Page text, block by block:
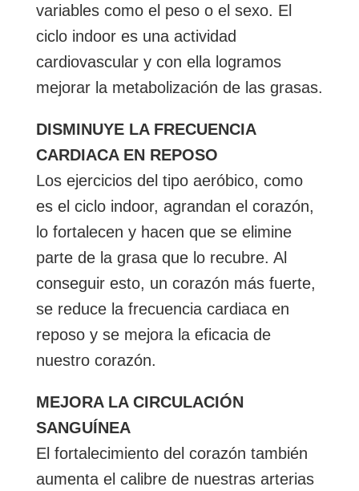
variables como el peso o el sexo. El
ciclo indoor es una actividad
cardiovascular y con ella logramos
mejorar la metabolización de las grasas.
DISMINUYE LA FRECUENCIA
CARDIACA EN REPOSO
Los ejercicios del tipo aeróbico, como
es el ciclo indoor, agrandan el corazón,
lo fortalecen y hacen que se elimine
parte de la grasa que lo recubre. Al
conseguir esto, un corazón más fuerte,
se reduce la frecuencia cardiaca en
reposo y se mejora la eficacia de
nuestro corazón.
MEJORA LA CIRCULACIÓN
SANGUÍNEA
El fortalecimiento del corazón también
aumenta el calibre de nuestras arterias